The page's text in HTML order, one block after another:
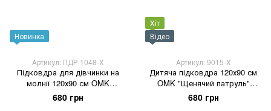
Новинка
Артикул: ПДР-1048-Х
Підковдра для дівчинки на
молнії 120х90 см OMK
"Червоні Сердечки" ранфорс
680 грн
Хіт
Відео
Артикул: 9015-Х
Дитяча підковдра 120х90 см
OMK "Щенячий патруль"
молочний
680 грн